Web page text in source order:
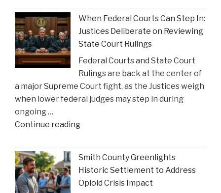
When Federal Courts Can Step In:
Justices Deliberate on Reviewing
State Court Rulings
Federal Courts and State Court
Rulings are back at the center of
a major Supreme Court fight, as the Justices weigh
when lower federal judges may step in during
ongoing …
Continue reading"When
Courts
Can
Step
In:
Smith County Greenlights
Historic Settlement to Address
Opioid Crisis Impact